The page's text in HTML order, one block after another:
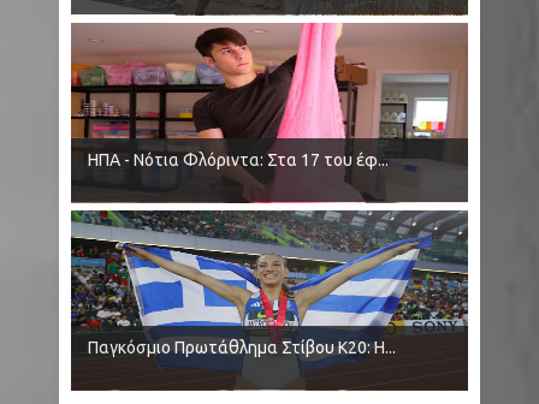
ΗΠΑ - Νότια Φλόριντα: Στα 17 του έφ...
Παγκόσμιο Πρωτάθλημα Στίβου Κ20: Η...